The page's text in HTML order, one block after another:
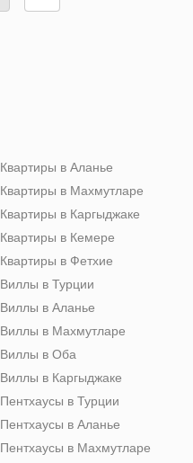
Квартиры в Аланье
Квартиры в Махмутларе
Квартиры в Каргыджаке
Квартиры в Кемере
Квартиры в Фетхие
Виллы в Турции
Виллы в Аланье
Виллы в Махмутларе
Виллы в Оба
Виллы в Каргыджаке
Пентхаусы в Турции
Пентхаусы в Аланье
Пентхаусы в Махмутларе